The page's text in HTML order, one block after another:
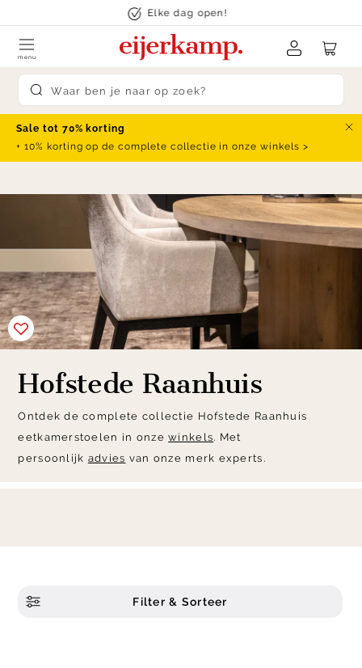
Elke dag open!
Submit search
menu
Sale tot 70% korting
+ 10% korting op de complete collectie in onze winkels >
Hofstede Raanhuis
Ontdek de complete collectie Hofstede Raanhuis
eetkamerstoelen in onzewinkels. Met
persoonlijk advies van onze merk experts.
Filter & Sorteer